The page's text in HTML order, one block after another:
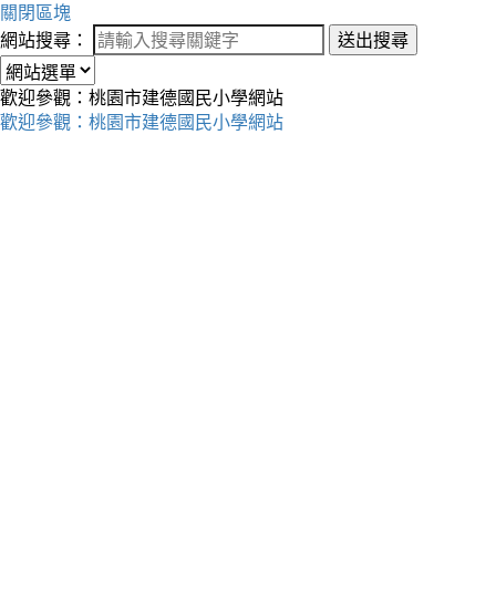
關閉區塊
網站搜尋：
送出搜尋
歡迎參觀：桃園市建德國民小學網站
歡迎參觀：桃園市建德國民小學網站